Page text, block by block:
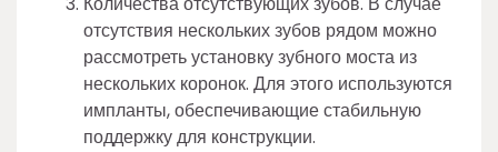
отсутствия нескольких зубов рядом можно
рассмотреть установку зубного моста из
нескольких коронок. Для этого используются
импланты, обеспечивающие стабильную
поддержку для конструкции.